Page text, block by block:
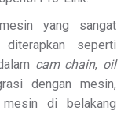
yang sangat
seperti
cam chain, oil
dengan mesin,
mesin di belakang